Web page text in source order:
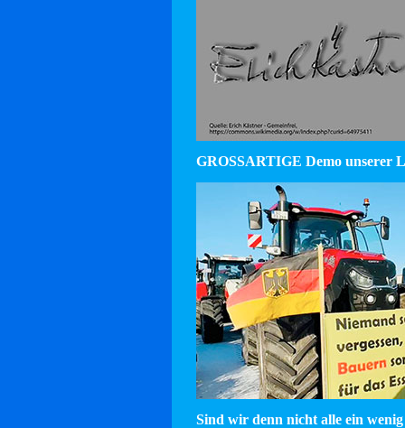
GROSSARTIGE Demo unserer
Sind wir denn nicht alle ein wenig